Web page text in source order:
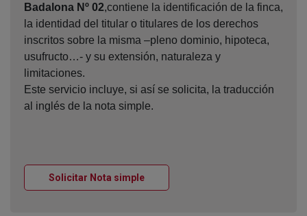
Badalona Nº 02,contiene la identificación de la finca,
la identidad del titular o titulares de los derechos
inscritos sobre la misma –pleno dominio, hipoteca,
usufructo…- y su extensión, naturaleza y
limitaciones.
Este servicio incluye, si así se solicita, la traducción
al inglés de la nota simple.
Solicitar Nota simpleVentana nueva